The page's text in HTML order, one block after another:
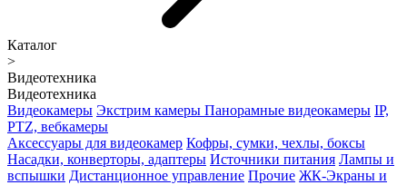
Каталог
>
Видеотехника
Видеотехника
Видеокамеры Экстрим камеры Панорамные видеокамеры IP,
PTZ, вебкамеры
Аксессуары для видеокамер Кофры, сумки, чехлы, боксы
Насадки, конверторы, адаптеры Источники питания Лампы и
вспышки Дистанционное управление Прочие ЖК-Экраны и